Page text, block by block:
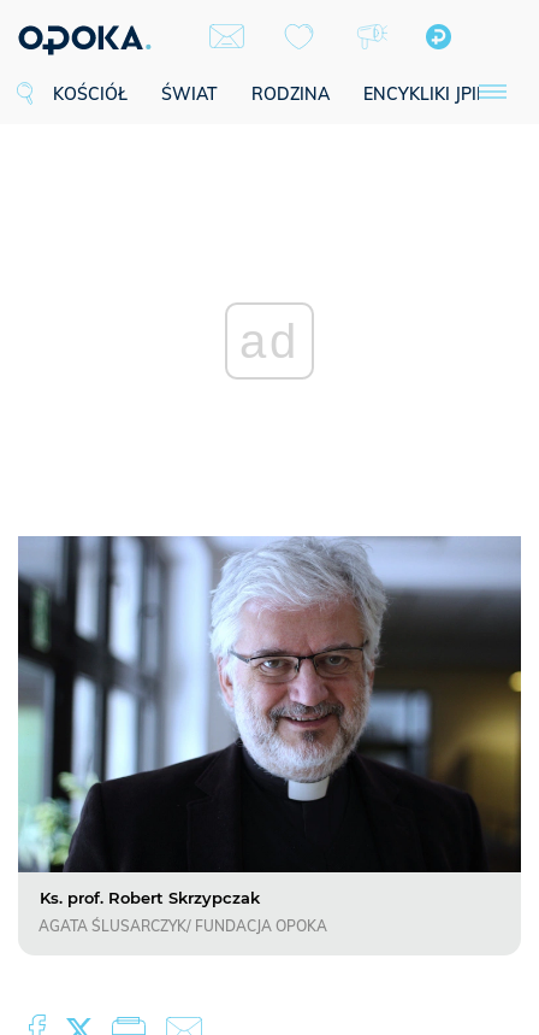
KOŚCIÓŁ ŚWIAT RODZINA ENCYKLIKI JPII
ad
Ks. prof. Robert Skrzypczak
AGATA ŚLUSARCZYK/ FUNDACJA OPOKA